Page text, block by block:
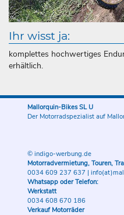
Ihr wisst ja:
komplettes hochwertiges
erhältlich.
Mallorquin-Bikes SL U
Der Motorradspezialist auf
© indigo-werbung.de
Motorradvermietung, Touren,
0034 609 237 637 |
Whatsapp oder Telefon:
Werkstatt
0034 608 670 186
Verkauf Motorräder